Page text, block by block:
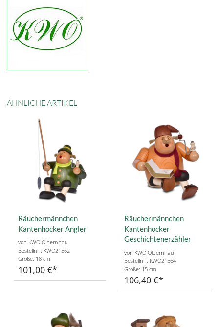
ÄHNLICHE ARTIKEL
Räuchermännchen
Kantenhocker Angler
von KWO Olbernhau
Bestellnr.: KWO21562
Größe: 18 cm
101,00 €
Räuchermännchen
Kantenhocker
Geschichtenerzähler
von KWO Olbernhau
Bestellnr.: KWO21564
Größe: 15 cm
106,40 €